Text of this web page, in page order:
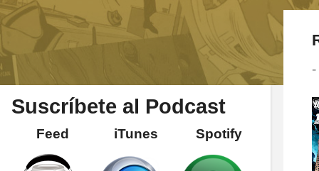
-
Suscríbete al Podcast
Feed iTunes Spotify